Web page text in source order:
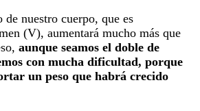
de nuestro cuerpo, que es
(V), aumentará mucho más que
aunque seamos el doble de
con mucha dificultad, porque
un peso que habrá crecido